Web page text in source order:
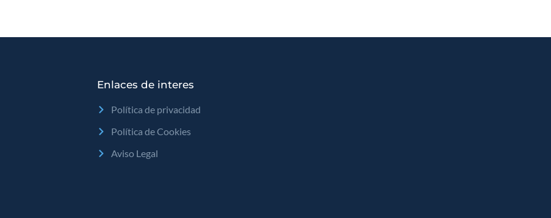
Enlaces de interes
Política de privacidad
Política de Cookies
Aviso Legal